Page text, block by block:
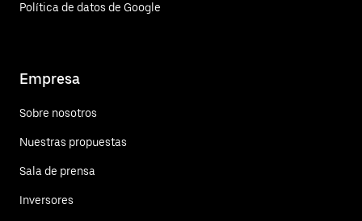
Política de datos de Google
Empresa
Sobre nosotros
Nuestras propuestas
Sala de prensa
Inversores